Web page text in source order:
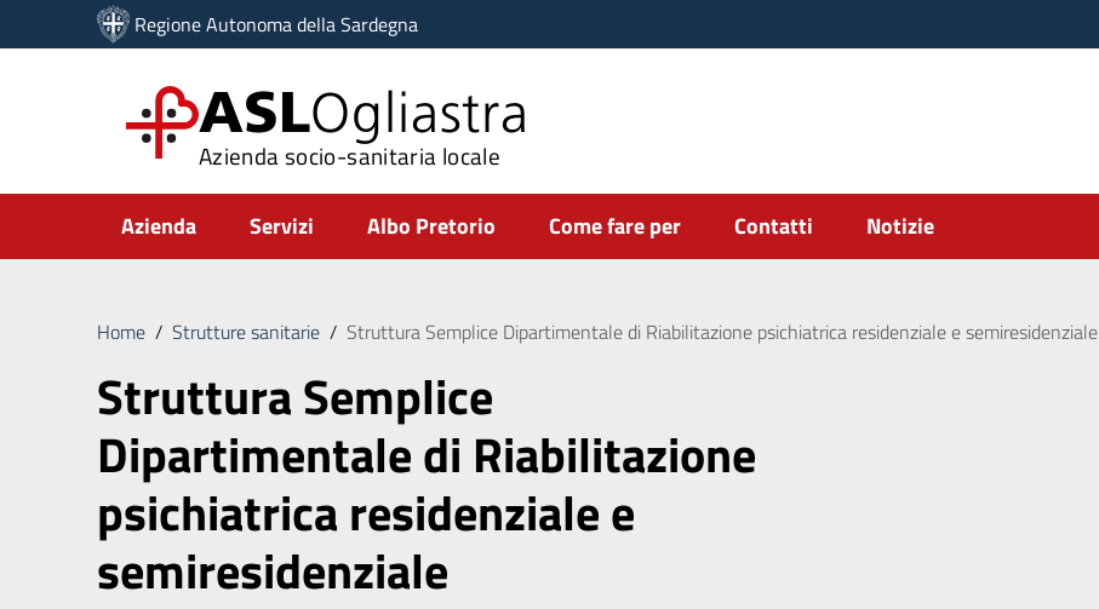
Vai ai contenuti
Vai al menu di navigazione
Regione Autonoma della Sardegna
ASLOgliastra
Azienda socio-sanitaria locale
Submenu
Azienda Servizi Albo Pretorio Come fare per Contatti Notizie
Home / Strutture sanitarie / Struttura Semplice Dipartimentale di Riabilitazione psichiatrica residenziale e semiresidenziale
Struttura Semplice
Dipartimentale di Riabilitazione
psichiatrica residenziale e
semiresidenziale